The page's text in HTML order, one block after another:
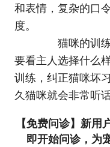
和表情，复杂的口
度。
猫咪的训练
要看主人选择什么
训练，纠正猫咪坏
久猫咪就会非常听话
【免费问诊】新
即开始问诊，为